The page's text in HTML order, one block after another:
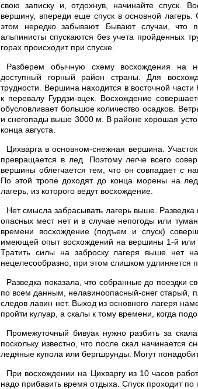
свою записку и, отдохнув, начинайте спуск.
вершину, впереди еще спуск в основной
этом нередко забывают. Бывают случаи, что
альпинисты спускаются без учета пройденных
горах происходит при спуске.
Разберем обычную схему восхождения на
доступный горный район страны. Для
трудности. Вершина находится в восточной
к перевалу Гурдзи-вцек. Восхождение
обусловливает большое количество осадков.
и снегопады выше 3000 м. В районе хорошая
конца августа.
Цихварга в основном-снежная вершина.
превращается в лед. Поэтому легче всего
вершины облегчается тем, что он совпадает с
По этой тропе доходят до конца морены на
лагерь, из которого ведут восхождение.
Нет смысла забрасывать лагерь выше.
опасных мест нет и в случае непогоды или
времени восхождение (подъем и спуск)
имеющей опыт восхождений на вершины 1-й или
Тратить силы на заброску лагеря выше нет
нецелесообразно, при этом слишком удлиняется
Разведка показала, что собранные до поездки
по всем данным, нелавиноопасный-снег старый,
следов лавин нет. Выход из основного лагеря
пройти кулуар, а скалы к тому времени, когда
Промежуточный бивуак нужно разбить за
поскольку известно, что после скал начинается
ледяные купола или бергшрунды. Могут
При восхождении на Цихваргу из 10 часов
надо прибавить время отдыха. Спуск проходит по